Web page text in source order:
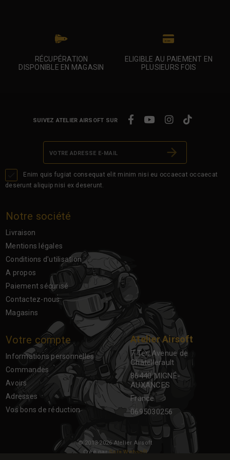
RÉCUPÉRATION
DISPONIBLE EN MAGASIN
ELIGIBLE AU PAIEMENT EN
PLUSIEURS FOIS
Enim quis fugiat consequat elit minim nisi eu occaecat occaecat
deserunt aliquip nisi ex deserunt.
SUIVEZ ATELIER AIRSOFT SUR
Notre société
Livraison
Mentions légales
Conditions d'utilisation
A propos
Paiement sécurisé
Contactez-nous
Magasins
Votre compte
Informations personnelles
Commandes
Avoirs
Adresses
Vos bons de réduction
Atelier Airsoft
7 Ter, Avenue de
Châtellerault
86440 MIGNÉ-
AUXANCES
France
0695030256
© 2013-2026 Atelier Airsoft
Créé parSora Websoft